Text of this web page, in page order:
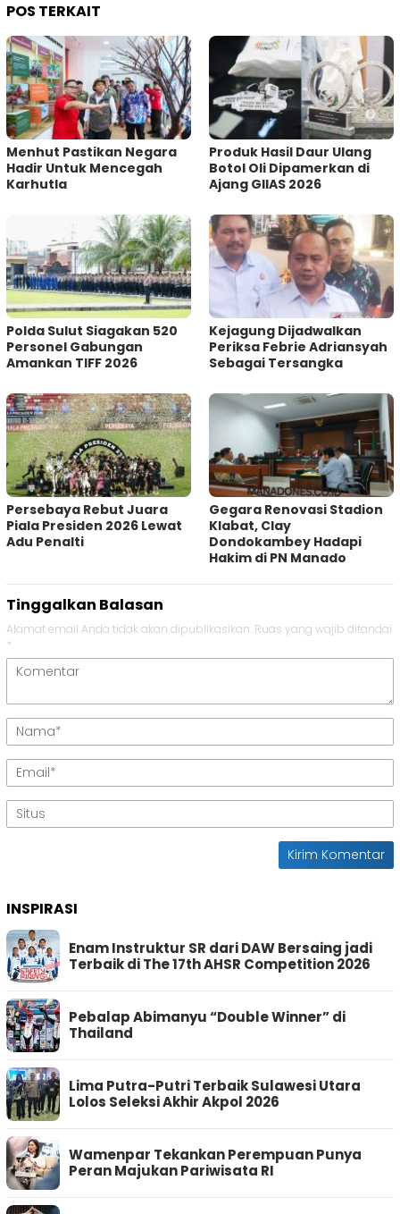
POS TERKAIT
Menhut Pastikan Negara
Hadir Untuk Mencegah
Karhutla
Produk Hasil Daur Ulang
Botol Oli Dipamerkan di
Ajang GIIAS 2026
Polda Sulut Siagakan 520
Personel Gabungan
Amankan TIFF 2026
Kejagung Dijadwalkan
Periksa Febrie Adriansyah
Sebagai Tersangka
Persebaya Rebut Juara
Piala Presiden 2026 Lewat
Adu Penalti
Gegara Renovasi Stadion
Klabat, Clay
Dondokambey Hadapi
Hakim di PN Manado
Tinggalkan Balasan
Alamat email Anda tidak akan dipublikasikan. Ruas yang wajib ditandai
*
INSPIRASI
Enam Instruktur SR dari DAW Bersaing jadi
Terbaik di The 17th AHSR Competition 2026
Pebalap Abimanyu “Double Winner” di
Thailand
Lima Putra-Putri Terbaik Sulawesi Utara
Lolos Seleksi Akhir Akpol 2026
Wamenpar Tekankan Perempuan Punya
Peran Majukan Pariwisata RI